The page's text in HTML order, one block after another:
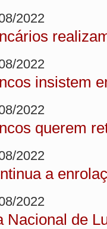
2022
2022
insistem
2022
querem
2022
a
2022
Nacional de